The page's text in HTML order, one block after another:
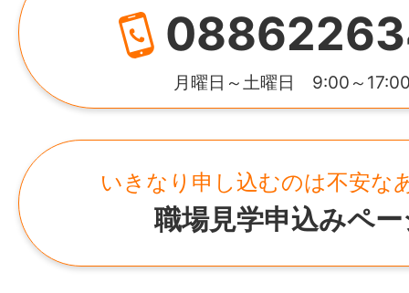
特記事項
・受動喫煙防止対策：喫煙室設置
・試用期間：6カ月
・試用期間中の労働条件：同条件
・雇用期間の定め：なし
・再雇用制度：あり（70歳）
・固定残業代制：なし
休日・休暇
日曜日＋シフトによる1日で完全週休二日制
GW・夏期休暇・年末年始
諸手当
昇給あり
通勤手当あり(上限￥5,000)
退職金制度あり
資格手当あり
https://www.nisshin.gr.jp/
所在地
鳥取県境港市西工業団地100番
月曜日～土曜日 9:00～
いきなり申し込むのは不安な
職場見学申込みペ